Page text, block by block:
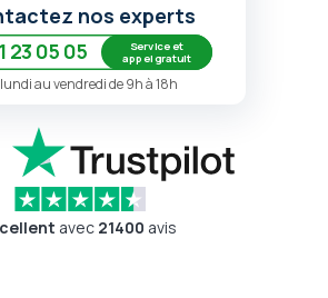
nos experts
23 05 05
Service et
appel gratuit
au vendredi de 9h à 18h
avec 21400 avis